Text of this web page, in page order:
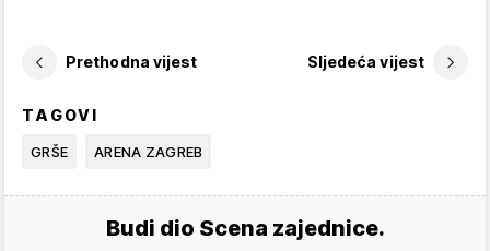
Prethodna vijest Sljedeća vijest
TAGOVI
GRŠE ARENA ZAGREB
Budi dio Scena zajednice.